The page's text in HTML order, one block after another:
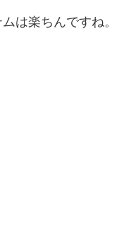
は楽ちんですね。